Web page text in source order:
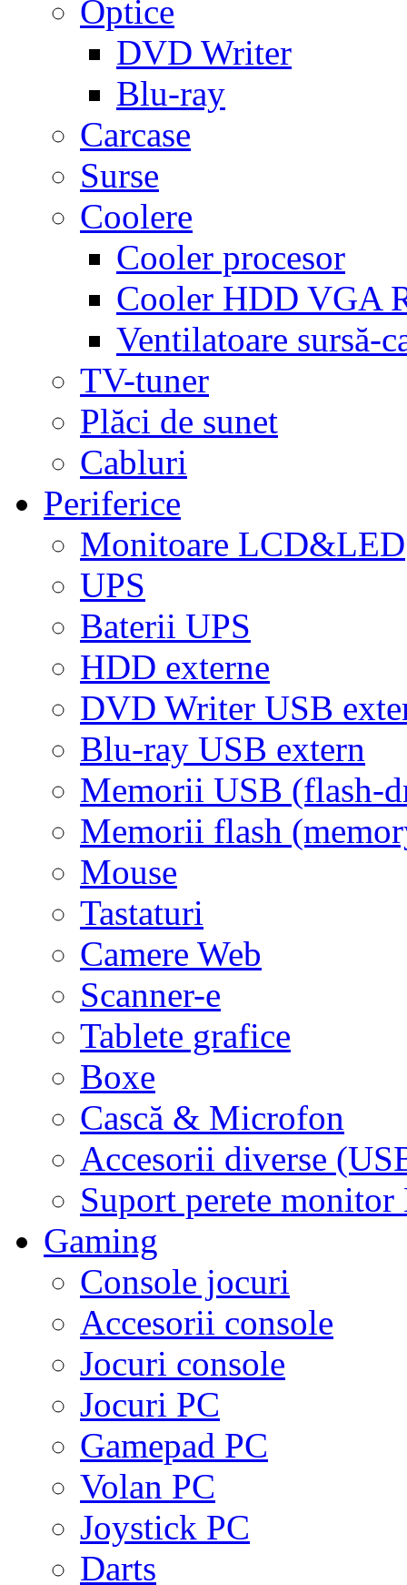
Optice
DVD Writer
Blu-ray
Carcase
Surse
Coolere
Cooler procesor
Cooler HDD VGA
Ventilatoare sursă-
TV-tuner
Plăci de sunet
Cabluri
Periferice
Monitoare LCD&LED
UPS
Baterii UPS
HDD externe
DVD Writer USB
Blu-ray USB extern
Memorii USB (flash-
Memorii flash
Mouse
Tastaturi
Camere Web
Scanner-e
Tablete grafice
Boxe
Cască & Microfon
Accesorii diverse
Suport perete
Gaming
Console jocuri
Accesorii console
Jocuri console
Jocuri PC
Gamepad PC
Volan PC
Joystick PC
Darts